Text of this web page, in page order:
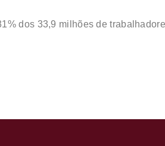
dos 33,9 milhões de